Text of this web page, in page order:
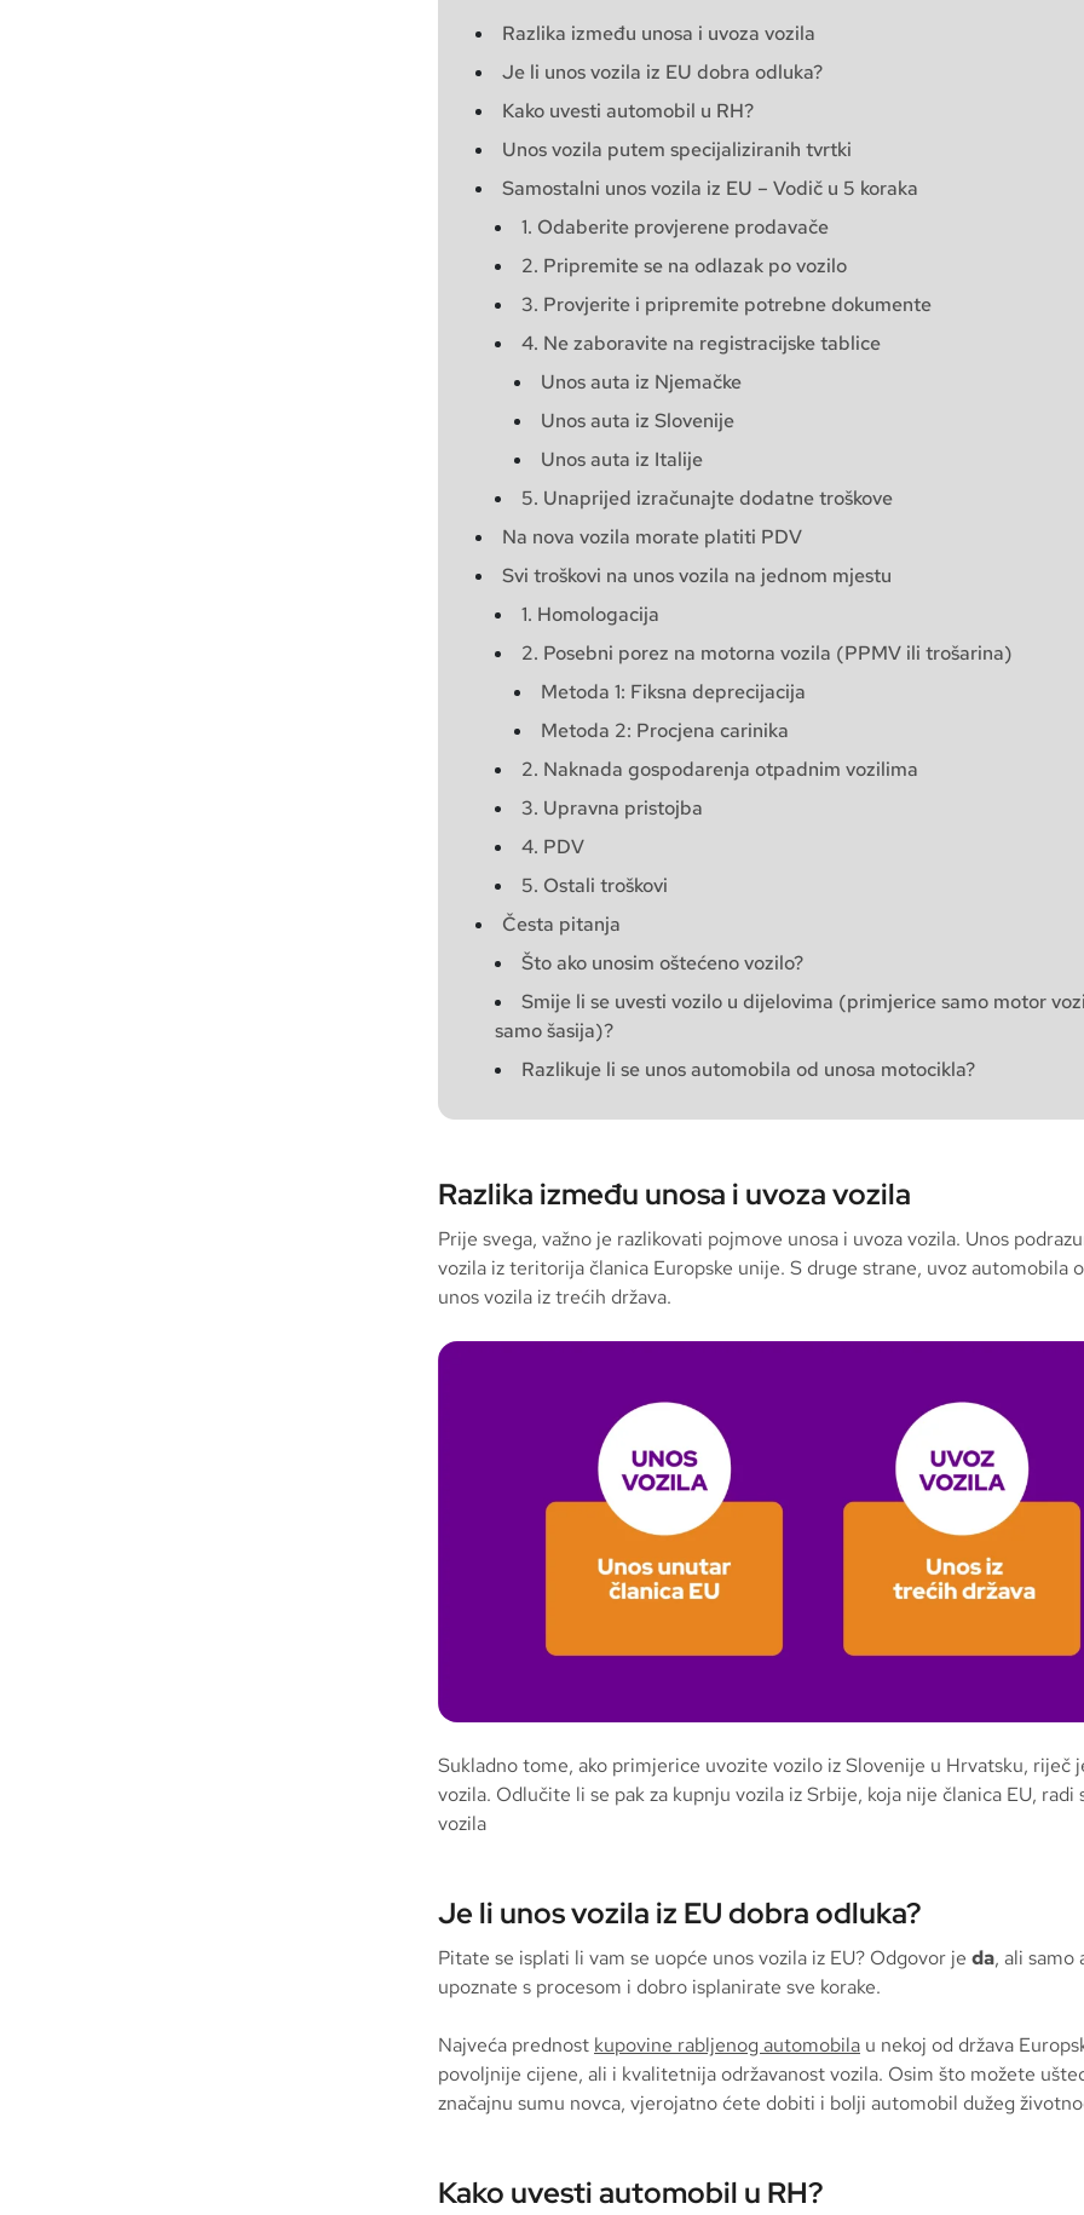
Razlika između unosa i uvoza vozila
Je li unos vozila iz EU dobra odluka?
Kako uvesti automobil u RH?
Unos vozila putem specijaliziranih tvrtki
Samostalni unos vozila iz EU – Vodič u 5 koraka
1. Odaberite provjerene prodavače
2. Pripremite se na odlazak po vozilo
3. Provjerite i pripremite potrebne dokumente
4. Ne zaboravite na registracijske tablice
Unos auta iz Njemačke
Unos auta iz Slovenije
Unos auta iz Italije
5. Unaprijed izračunajte dodatne troškove
Na nova vozila morate platiti PDV
Svi troškovi na unos vozila na jednom mjestu
1. Homologacija
2. Posebni porez na motorna vozila (PPMV ili trošarina)
Metoda 1: Fiksna deprecijacija
Metoda 2: Procjena carinika
2. Naknada gospodarenja otpadnim vozilima
3. Upravna pristojba
4. PDV
5. Ostali troškovi
Česta pitanja
Što ako unosim oštećeno vozilo?
Smije li se uvesti vozilo u dijelovima (primjerice samo motor
samo šasija)?
Razlikuje li se unos automobila od unosa motocikla?
Razlika između unosa i uvoza vozila
Prije svega, važno je razlikovati pojmove unosa i uvoza vozila. Unos
vozila iz teritorija članica Europske unije. S druge strane, uvoz automobila
unos vozila iz trećih država.
Sukladno tome, ako primjerice uvozite vozilo iz Slovenije u Hrvatsku, riječ
vozila. Odlučite li se pak za kupnju vozila iz Srbije, koja nije članica EU, radi
vozila
Je li unos vozila iz EU dobra odluka?
Pitate se isplati li vam se uopće unos vozila iz EU? Odgovor je da, ali samo
upoznate s procesom i dobro isplanirate sve korake.
Najveća prednost kupovine rabljenog automobila u nekoj od država
povoljnije cijene, ali i kvalitetnija održavanost vozila. Osim što možete
značajnu sumu novca, vjerojatno ćete dobiti i bolji automobil dužeg
Kako uvesti automobil u RH?